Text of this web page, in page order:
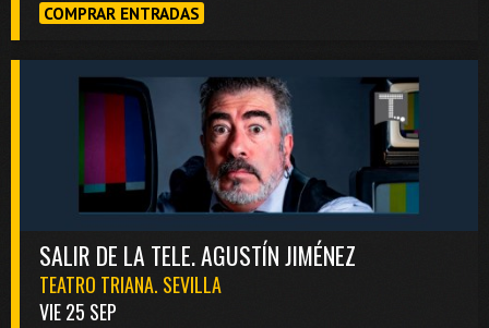
COMPRAR ENTRADAS
SALIR DE LA TELE. AGUSTÍN JIMÉNEZ
TEATRO TRIANA. SEVILLA
VIE 25 SEP